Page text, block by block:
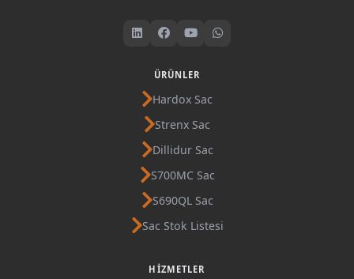
ÜRÜNLER
Hardox Sac
Strenx Sac
Dillidur Sac
S700MC Sac
S690QL Sac
Sac Stok Listesi
HIZMETLER